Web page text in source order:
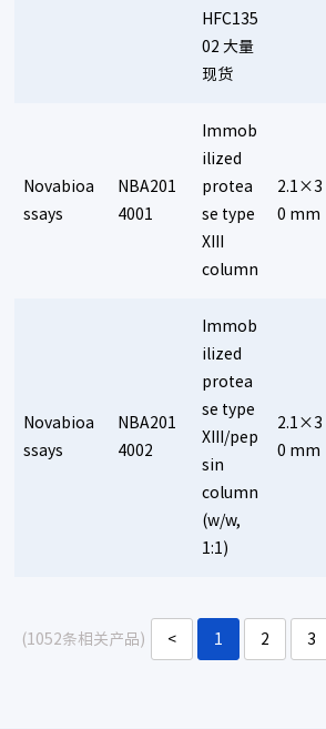
HFC135
02 大量
现货
Novabioa
ssays
NBA201
4001
Immob
ilized
protea
se type
XIII
column
2.1×3
0 mm
Novabioa
ssays
NBA201
4002
Immob
ilized
protea
se type
XIII/pep
sin
column
(w/w,
1:1)
2.1×3
0 mm
(1052条相关产品) < 1 2 3